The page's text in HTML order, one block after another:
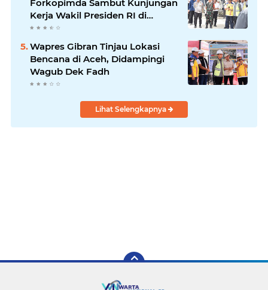
Forkopimda Sambut Kunjungan
Kerja Wakil Presiden RI di
Kabupaten Bireuen
Wapres Gibran Tinjau Lokasi
Bencana di Aceh, Didampingi
Wagub Dek Fadh
Lihat Selengkapnya